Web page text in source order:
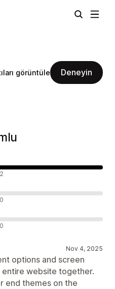
görüntüle Deneyin
2
0
0
Nov 4, 2025
options and screen
website together.
end themes on the